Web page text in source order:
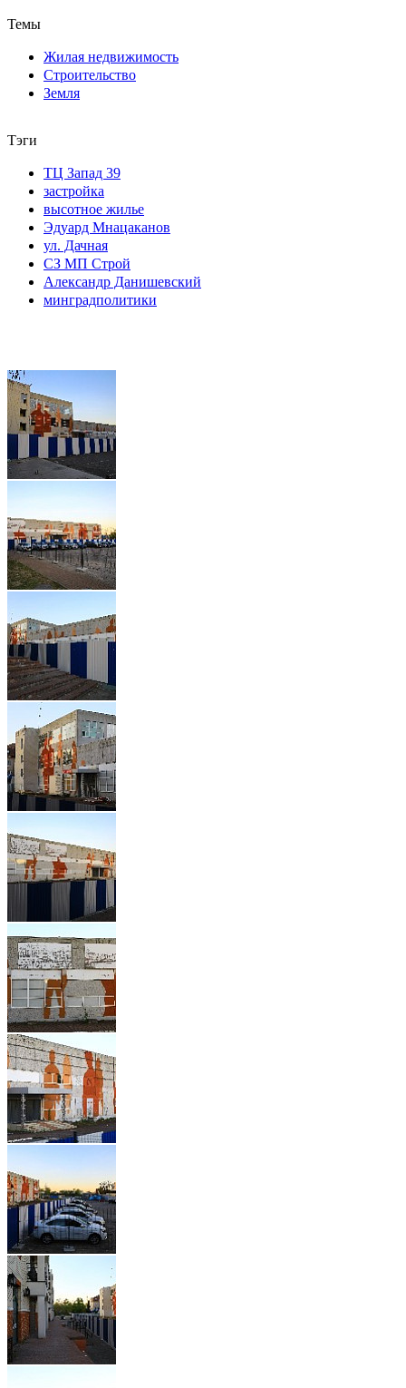
Темы
Жилая недвижимость
Строительство
Земля
Тэги
ТЦ Запад 39
застройка
высотное жилье
Эдуард Мнацаканов
ул. Дачная
СЗ МП Строй
Александр Данишевский
минградполитики